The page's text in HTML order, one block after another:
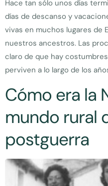
Hace tan sólo unos días
días de descanso y
vivas en muchos lugares de
nuestros ancestros. Las
claro de que hay
perviven a lo largo de los
Cómo era la
mundo rural
postguerra